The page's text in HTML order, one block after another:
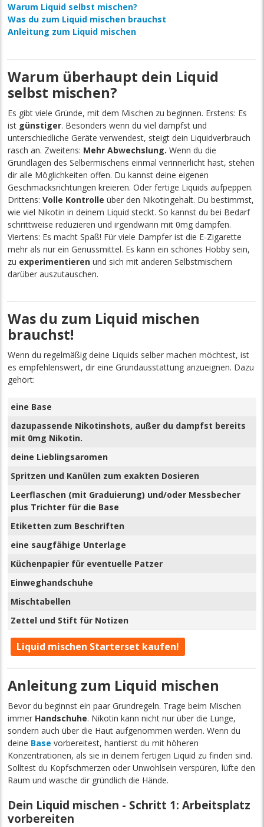
Warum Liquid selbst mischen?
Was du zum Liquid mischen brauchst
Anleitung zum Liquid mischen
Warum überhaupt dein Liquid
selbst mischen?
Es gibt viele Gründe, mit dem Mischen zu beginnen. Erstens: Es
ist günstiger. Besonders wenn du viel dampfst und
unterschiedliche Geräte verwendest, steigt dein Liquidverbrauch
rasch an. Zweitens: Mehr Abwechslung. Wenn du die
Grundlagen des Selbermischens einmal verinnerlicht hast, stehen
dir alle Möglichkeiten offen. Du kannst deine eigenen
Geschmacksrichtungen kreieren. Oder fertige Liquids aufpeppen.
Drittens:Volle Kontrolle über den Nikotingehalt. Du bestimmst,
wie viel Nikotin in deinem Liquid steckt. So kannst du bei Bedarf
schrittweise reduzieren und irgendwann mit 0mg dampfen.
Viertens: Es macht Spaß! Für viele Dampfer ist die E-Zigarette
mehr als nur ein Genussmittel. Es kann ein schönes Hobby sein,
zu experimentieren und sich mit anderen Selbstmischern
darüber auszutauschen.
Was du zum Liquid mischen
brauchst!
Wenn du regelmäßig deine Liquids selber machen möchtest, ist
es empfehlenswert, dir eine Grundausstattung anzueignen. Dazu
gehört:
eine Base
dazupassende Nikotinshots, außer du dampfst bereits
mit 0mg Nikotin.
deine Lieblingsaromen
Spritzen und Kanülen zum exakten Dosieren
Leerflaschen (mit Graduierung) und/oder Messbecher
plus Trichter für die Base
Etiketten zum Beschriften
eine saugfähige Unterlage
Küchenpapier für eventuelle Patzer
Einweghandschuhe
Mischtabellen
Zettel und Stift für Notizen
Liquid mischen Starterset kaufen!
Anleitung zum Liquid mischen
Bevor du beginnst ein paar Grundregeln. Trage beim Mischen
immer Handschuhe. Nikotin kann nicht nur über die Lunge,
sondern auch über die Haut aufgenommen werden. Wenn du
deine Base vorbereitest, hantierst du mit höheren
Konzentrationen, als sie in deinem fertigen Liquid zu finden sind.
Solltest du Kopfschmerzen oder Unwohlsein verspüren, lüfte den
Raum und wasche dir gründlich die Hände.
Dein Liquid mischen - Schritt 1: Arbeitsplatz
vorbereiten